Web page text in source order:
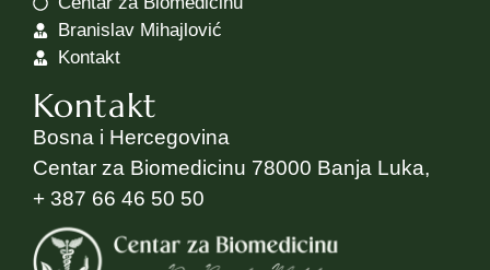
Branislav Mihajlović
Kontakt
Kontakt
Bosna i Hercegovina
Centar za Biomedicinu 78000 Banja Luka,
+ 387 66 46 50 50